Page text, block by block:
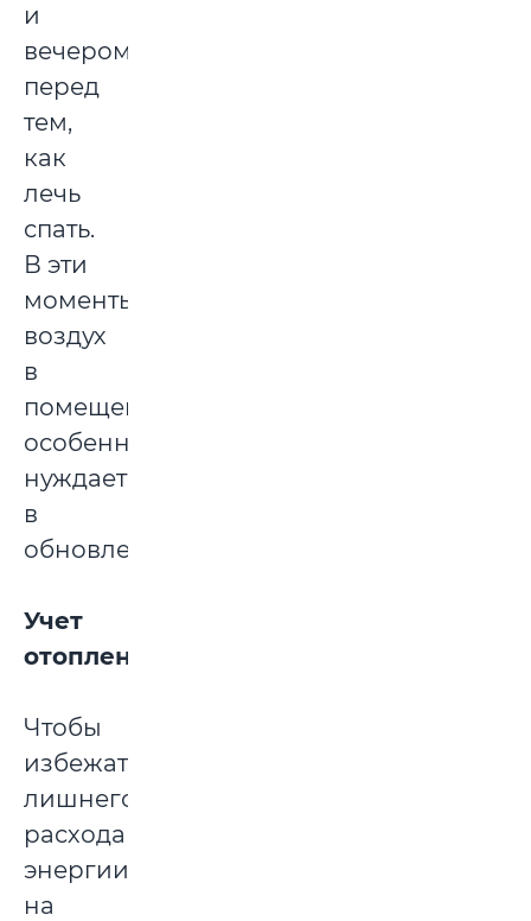
и
вечером,
перед
тем,
как
лечь
спать.
В эти
моменты
воздух
в
помещении
особенно
нуждается
в
обновлении.
Учет
отопления
Чтобы
избежать
лишнего
расхода
энергии
на